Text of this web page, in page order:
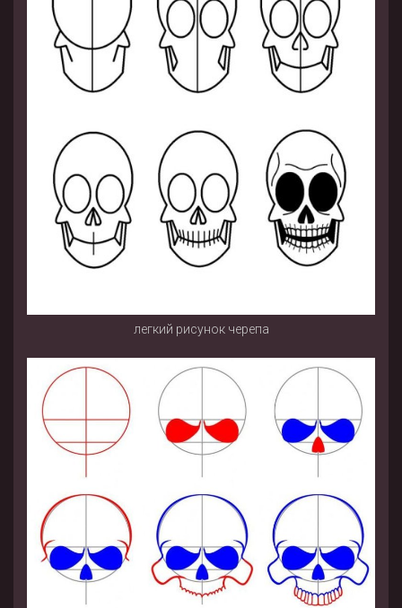
легкий рисунок черепа